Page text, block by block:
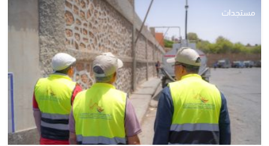
مستجدات